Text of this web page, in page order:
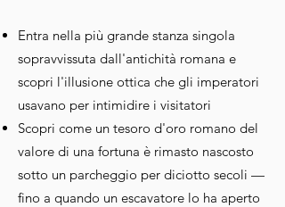
Entra nella più grande stanza singola
sopravvissuta dall'antichità romana e
scopri l'illusione ottica che gli imperatori
usavano per intimidire i visitatori
Scopri come un tesoro d'oro romano del
valore di una fortuna è rimasto nascosto
sotto un parcheggio per diciotto secoli —
fino a quando un escavatore lo ha aperto